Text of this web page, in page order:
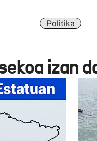
Politika
izan